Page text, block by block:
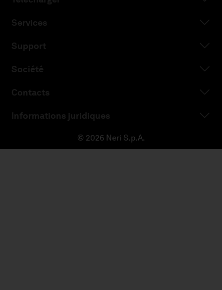
Services
Support
Société
Contacts
Informations juridiques
© 2026 Neri S.p.A.